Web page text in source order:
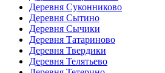
Деревня Суконниково
Деревня Сытино
Деревня Сычики
Деревня Татариново
Деревня Твердики
Деревня Телятьево